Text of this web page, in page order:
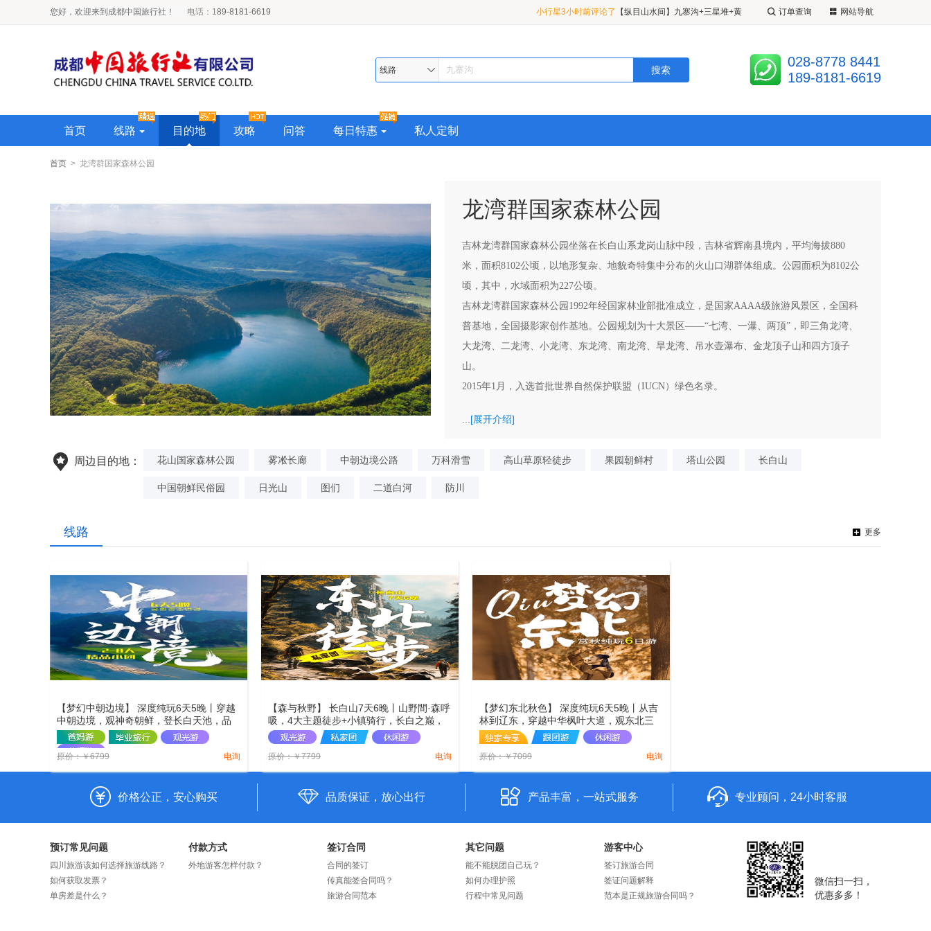
您好，欢迎来到成都中国旅行社！ 电话 ：189-8181-6619 订单查询 网站导航
小行星3小时前评论了 【纵目山水间】九寨沟+三星堆+黄
九寨•黄龙•熊猫乐园或都江堰•松州古城•定制 2+1 带腿拖
超级座驾•品质纯玩>精华 3 日游 A 线九黄熊/B 线九黄都
漠河3小时前评论了【九寨姑娘】 <九寨•黄龙•四姑娘山•
熊猫乐园或都江堰•2-8 人 VIP 小团•半自由车拼车>半自
线路
028-8778 8441
189-8181-6619
首页 线路 目的地 攻略 问答 每日特惠 私人定制
首页 > 龙湾群国家森林公园
龙湾群国家森林公园
吉林龙湾群国家森林公园坐落在长白山系龙岗山脉中段，吉林省辉南县境内，平均海拔880
米，面积8102公顷，以地形复杂、地貌奇特集中分布的火山口湖群体组成。公园面积为8102公
顷，其中，水域面积为227公顷。
吉林龙湾群国家森林公园1992年经国家林业部批准成立，是国家AAAA级旅游风景区，全国科
普基地，全国摄影家创作基地。公园规划为十大景区——“七湾、一瀑、两顶”，即三角龙湾、
大龙湾、二龙湾、小龙湾、东龙湾、南龙湾、旱龙湾、吊水壶瀑布、金龙顶子山和四方顶子
山。
2015年1月，入选首批世界自然保护联盟（IUCN）绿色名录。
[展开介绍]
周边目的地： 花山国家森林公园 雾凇长廊 中朝边境公路 万科滑雪 高山草原轻徒步 果园朝鲜村 塔山公园 长白山
中国朝鲜民俗园 日光山 图们 二道白河 防川
线路 更多
【梦幻中朝边境】 深度纯玩6天5晚丨穿越
中朝边境，观神奇朝鲜，登长白天池，品
东北特色铁锅炖+朝鲜族风味餐，住边境小
城，夏季东北避暑之旅！
原价：￥6799 电询
【森与秋野】 长白山7天6晚丨山野間·森呼
吸，4大主题徒步+小镇骑行，长白之巅，
二刷天池，森系漂流+边境小镇放空，秋日
限定：2晚连住温泉酒店，赴一场秋日之
约！
原价：￥7799 电询
【梦幻东北秋色】 深度纯玩6天5晚丨从吉
林到辽东，穿越中华枫叶大道，观东北三
大秋景地龙湾群/老边沟/关门山，探秘长白
山，横跨东北两省赏秋之旅！
原价：￥7099 电询
价格公正，安心购买 品质保证，放心出行 产品丰富，一站式服务 专业顾问，24小时客服
预订常见问题
四川旅游该如何选择旅游线路？
如何获取发票？
单房差是什么？
付款方式
外地游客怎样付款？
签订合同
合同的签订
传真能签合同吗？
旅游合同范本
其它问题
能不能脱团自己玩？
如何办理护照
行程中常见问题
游客中心
签订旅游合同
签证问题解释
范本是正规旅游合同吗？
微信扫一扫，
优惠多多！